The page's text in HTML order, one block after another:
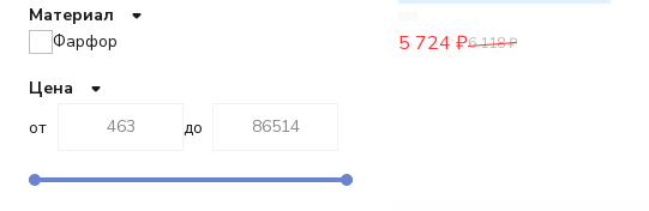
5 724 ₽6 118₽
Чайный сервиз
Набор столовых приборов
Пепельница
Подсвечник
Масленка
Материал
Фарфор
Цена
от
до